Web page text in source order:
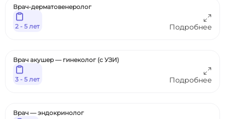
Врач-дерматовенеролог
Подробнее
2 - 5 лет
Врач акушер — гинеколог (с УЗИ)
Подробнее
3 - 5 лет
Врач — эндокринолог